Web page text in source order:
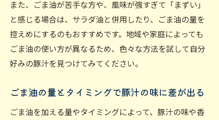
また、ごま油が苦手な方や、風味が強すぎて「まずい」
と感じる場合は、サラダ油と併用したり、ごま油の量を
控えめにするのもおすすめです。地域や家庭によっても
ごま油の使い方が異なるため、色々な方法を試して自分
好みの豚汁を見つけてみてください。
ごま油の量とタイミングで豚汁の味に差が出る
ごま油を加える量やタイミングによって、豚汁の味や香